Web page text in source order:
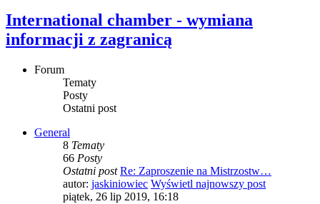
International chamber - wymiana
informacji z zagranicą
Forum
Tematy
Posty
Ostatni post
General
8 Tematy
66 Posty
Ostatni post Re: Zaproszenie na Mistrzostw…
autor: jaskiniowiec Wyświetl najnowszy post
piątek, 26 lip 2019, 16:18